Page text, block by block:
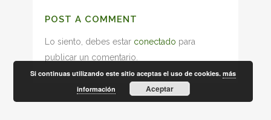
POST A COMMENT
Lo siento, debes estar conectado para
publicar un comentario.
Si continuas utilizando este sitio aceptas el uso de cookies.más
información
Aceptar